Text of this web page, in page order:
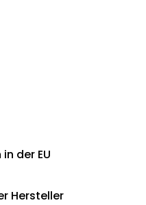
der EU
Hersteller